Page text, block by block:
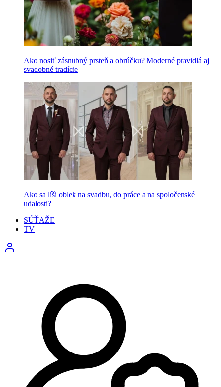
Ako nosiť zásnubný prsteň a obrúčku? Moderné pravidlá aj
svadobné tradície
Ako sa líši oblek na svadbu, do práce a na spoločenské
udalosti?
SÚŤAŽE
TV